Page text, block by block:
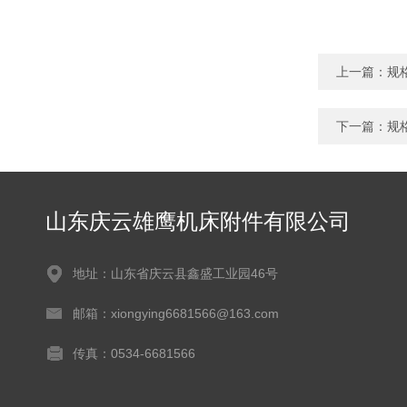
上一篇： 规
下一篇： 规
山东庆云雄鹰机床附件有限公司
地址：山东省庆云县鑫盛工业园46号
邮箱：xiongying6681566@163.com
传真：0534-6681566